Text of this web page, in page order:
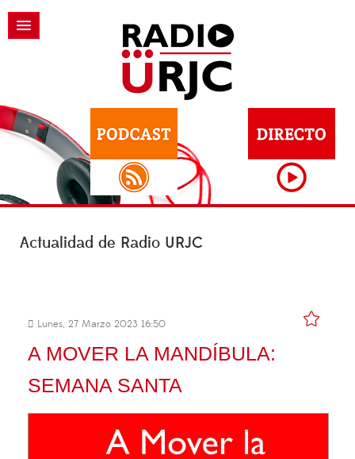
Actualidad de Radio URJC
Lunes, 27 Marzo 2023 16:50
A MOVER LA MANDÍBULA:
SEMANA SANTA